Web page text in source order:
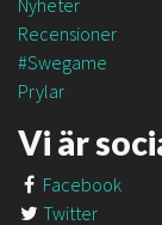
Recensioner
#Swegame
Prylar
Vi är
Facebook
Twitter